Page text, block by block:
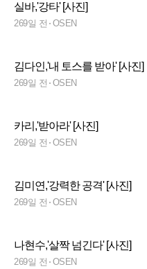
실바,'강타' [사진]
269일 전 OSEN
김다인,'내 토스를 받아' [사진]
269일 전 OSEN
카리,'받아라' [사진]
269일 전 OSEN
김미연,'강력한 공격' [사진]
269일 전 OSEN
나현수,'살짝 넘긴다' [사진]
269일 전 OSEN